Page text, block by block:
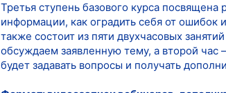
Третья ступень базового курса
информации, как оградить себя от ошибок
также состоит из пяти двухчасовых
обсуждаем заявленную тему, а второй
будет задавать вопросы и получать